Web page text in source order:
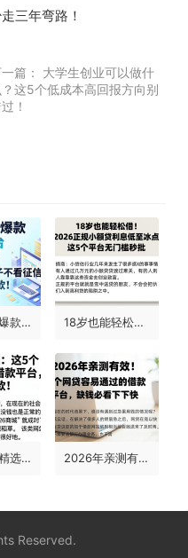
三年弯路！
篇：
大学生创业可以做什
这5个低成本高回报方向别
！
2026口碑爆款：哪个借贷平台好借款正规？这5个正规贷款口子不看征信，6000元马上放款！ 18岁也能轻松借！2026正规小额贷利息低至冰点，这5个平台无门槛秒批
2026商城精选：这5个714必下口子借款平台，黑户也能秒下款！ 2026年亲测有效！5个网贷容易通过的借款平台，缺钱必看下款快
Reserved.